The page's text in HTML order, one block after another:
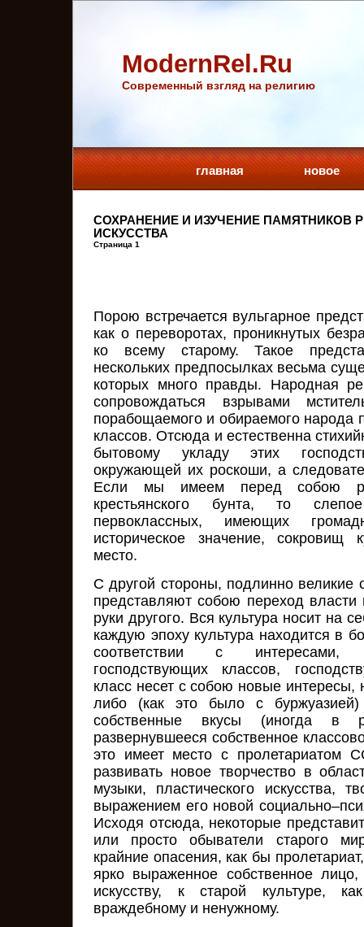
ModernRel.Ru
Cовременный взгляд на религию
главная новое
СОХРАНЕНИЕ И ИЗУЧЕНИЕ ПАМЯТНИКОВ
ИСКУССТВА
Страница 1
Порою встречается вульгарное
как о переворотах, проникнутых
ко всему старому. Такое
нескольких предпосылках весьма
которых много правды. Народная
сопровождаться взрывами
порабощаемого и обираемого народа
классов. Отсюда и естественна
бытовому укладу этих
окружающей их роскоши, а
Если мы имеем перед собою
крестьянского бунта, то
первоклассных, имеющих
историческое значение, сокровищ
место.
С другой стороны, подлинно великие
представляют собою переход власти
руки другого. Вся культура носит на
каждую эпоху культура находится в
соответствии с интересами,
господствующих классов,
класс несет с собою новые интересы,
либо (как это было с
собственные вкусы (иногда в
развернувшееся собственное
это имеет место с пролетариатом
развивать новое творчество в
музыки, пластического искусства,
выражением его новой
Исходя отсюда, некоторые
или просто обыватели старого
крайние опасения, как бы
ярко выраженное собственное
искусству, к старой культуре,
враждебному и ненужному.